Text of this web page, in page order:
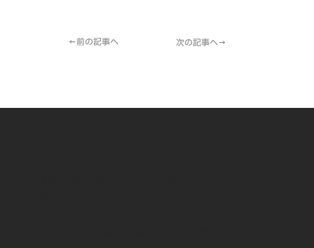
←前の記事へ 次の記事へ→